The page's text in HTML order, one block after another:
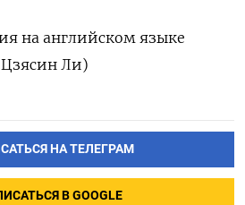
на английском языке
Ли)
НА ТЕЛЕГРАМ
В GOOGLE